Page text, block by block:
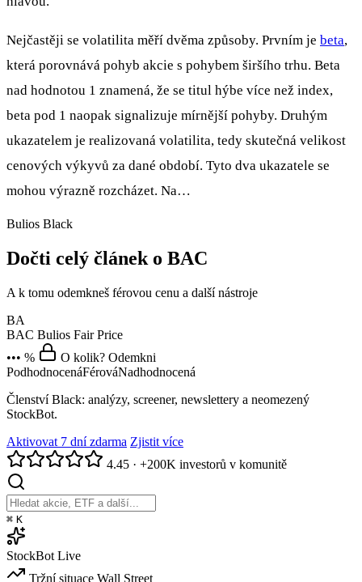
Nejčastěji se volatilita měří dvěma způsoby. Prvním je beta,
která porovnává pohyb akcie s pohybem širšího trhu. Beta
nad hodnotou 1 znamená, že se titul hýbe více než index,
beta pod 1 naopak signalizuje mírnější pohyby. Druhým
ukazatelem je realizovaná volatilita, tedy skutečná velikost
cenových výkyvů za dané období. Tyto dva ukazatele se
mohou výrazně rozcházet. Na…
Bulios Black
Dočti celý článek o BAC
A k tomu odemkneš férovou cenu a další nástroje
BA
BAC Bulios Fair Price
••• %
O kolik? Odemkni
PodhodnocenáFérováNadhodnocená
Členství Black: analýzy, screener, newslettery a neomezený
StockBot.
Aktivovat 7 dní zdarma Zjistit více
4.45 · +200K investorů v komunitě
⌘ K
StockBot Live
Tržní situace Wall Street